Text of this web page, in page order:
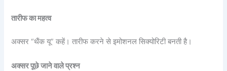
तारीफ का महत्व
अक्सर “थैंक यू” कहें। तारीफ करने से इमोशनल सिक्योरिटी बनती है।
अक्सर पूछे जाने वाले प्रश्न